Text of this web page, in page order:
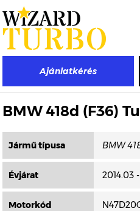
AjánlatkérésMásik típus
BMW 418d (F36)
Jármű típusa
Évjárat 2014.03 -
Motorkód